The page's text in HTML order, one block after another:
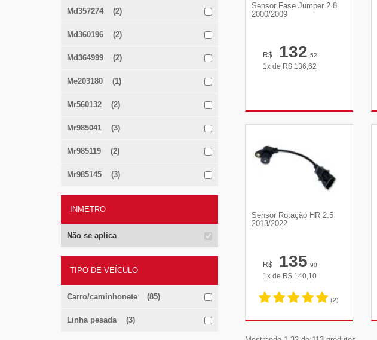
Md357274 (2)
Md360196 (2)
Md364999 (2)
Me203180 (1)
Mr560132 (2)
Mr985041 (3)
Mr985119 (2)
Mr985145 (3)
INMETRO
Não se aplica
TIPO DE VEÍCULO
Carro/caminhonete (85)
Linha pesada (3)
Sensor Fase Jumper 2.8
2000/2009
R$ 132,52
1x de R$ 136,62
Sensor Rotação HR 2.5
2013/2022
R$ 135,90
1x de R$ 140,10
(2)